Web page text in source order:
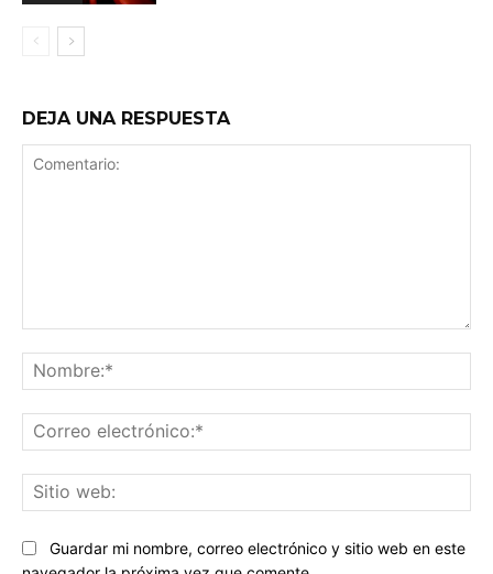
DEJA UNA RESPUESTA
Guardar mi nombre, correo electrónico y sitio web en este